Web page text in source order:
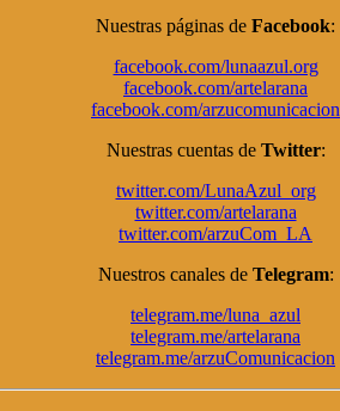
Nuestras páginas de Facebook:
facebook.com/lunaazul.org
facebook.com/artelarana
facebook.com/arzucomunicacion
Nuestras cuentas de Twitter:
twitter.com/LunaAzul_org
twitter.com/artelarana
twitter.com/arzuCom_LA
Nuestros canales de Telegram:
telegram.me/luna_azul
telegram.me/artelarana
telegram.me/arzuComunicacion